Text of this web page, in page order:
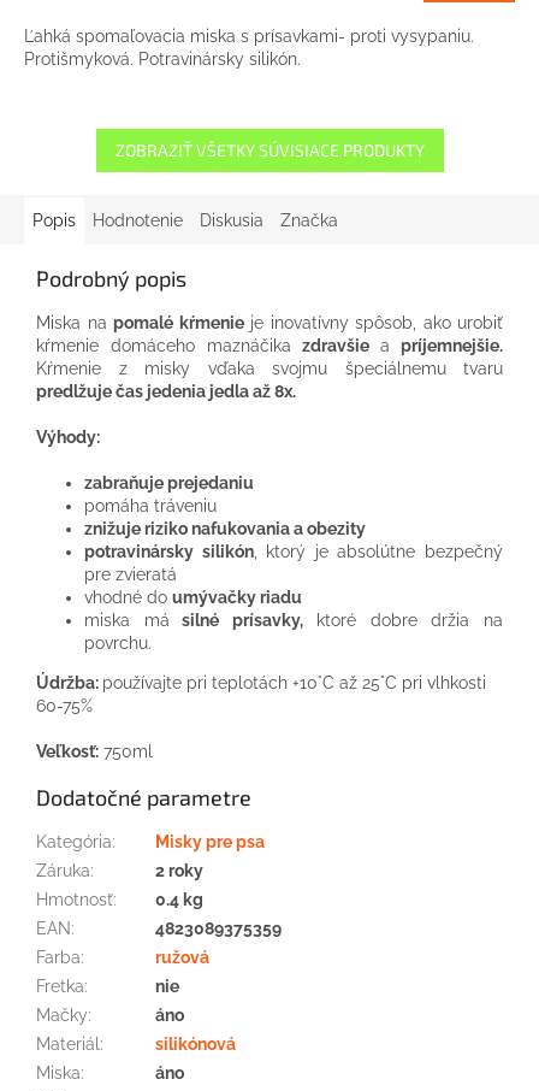
Ľahká spomaľovacia miska s prísavkami- proti vysypaniu.
Protišmyková. Potravinársky silikón.
ZOBRAZIŤ VŠETKY SÚVISIACE PRODUKTY
Popis Hodnotenie Diskusia Značka
Podrobný popis
Miska na pomalé kŕmenieje inovatívny spôsob, ako urobiť
kŕmenie domáceho maznáčikazdravšiea príjemnejšie.
Kŕmenie z misky vďaka svojmu špeciálnemu tvaru
predlžuje čas jedenia jedla až 8x.
Výhody:
zabraňuje prejedaniu
pomáha tráveniu
znižuje riziko nafukovania a obezity
potravinársky silikón, ktorý je absolútne bezpečný
pre zvieratá
vhodné do umývačky riadu
miska má silné prísavky,ktoré dobre držia na
povrchu.
Údržba: používajte pri teplotách +10°C až 25°C pri vlhkosti
60-75%
Veľkosť: 750ml
Dodatočné parametre
Kategória:
Misky pre psa
Záruka:
2 roky
Hmotnosť:
0.4 kg
EAN:
4823089375359
Farba:
ružová
Fretka:
nie
Mačky:
áno
Materiál :
silikónová
Miska:
áno